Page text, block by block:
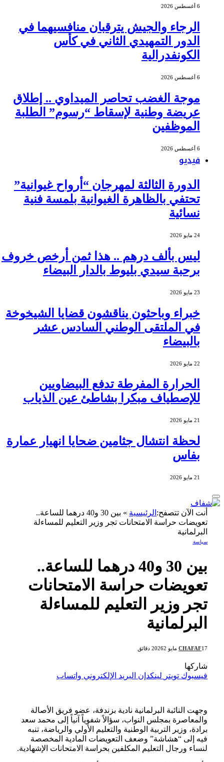
الرجاء والجيش يترقبان منافسيهما في
الدور التمهيدي الثاني في كأس
الكونفدرالية
موجة الغضب تحاصر الميداوي .. إطلاق
عريضة وطنية لإسقاط “رسوم” الطلبة
الموظفين
فيديو
الدورة الثالثة لمهرجان “أرواح غيوانية”
تحتفي بالظاهرة الغيوانية بلمسة فنية
نسائية
24 مايو 2026
ليس بألف درهم .. هذا ثمن أرخص خروف
برحبة سيدي بليوط بالدار البيضاء
23 مايو 2026
خبراء وباحثون يناقشون قضايا الشيخوخة
في الملتقى الوطني السادس عشر
بالبيضاء
22 مايو 2026
الحرارة المفرطة تدفع البيضاويين
للإصطياف مبكرا بشاطئ عين الذياب
21 مايو 2026
لحظة انتشال جثامين ضحايا انهيار عمارة
بفاس
21 مايو 2026
أنت الآن تتصفح:الرئيسية»
بين 30 و40 درهما للساعة..
تعويضات حراسة الامتحانات تجر وزير التعليم للمساءلة
البرلمانية
سياسة
بين 30 و40 درهما للساعة..
تعويضات حراسة الامتحانات
تجر وزير التعليم للمساءلة
البرلمانية
CHAFAF17 مايو 2026 2 دقائق
شاركها
فيسبوك تويتر لينكدإن البريد الإلكتروني واتساب
وجهت النائبة البرلمانية نادية بزندفة، عضو فريق الأصالة
والمعاصرة بمجلس النواب، سؤالاً شفوياً آنياً إلى محمد سعد
برادة، وزير التربية الوطنية والتعليم الأولي والرياضة، تنبه
فيه إلى “هشاشة” وضعف التعويضات المادية المخصصة
لنساء ورجال التعليم المكلفين بحراسة الامتحانات الإشهادية.